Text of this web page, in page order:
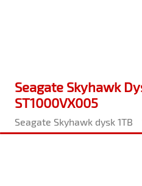
Seagate Skyhawk
ST1000VX005
Seagate Skyhawk dysk 1TB